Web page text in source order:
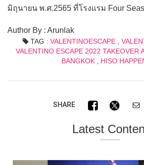
มิถุนายน พ.ศ.2565 ที่โรงแรม Four
Author By : Arunlak
TAG : VALENTINOESCAPE
VALENTINO ESCAPE 2022 TAKEOVER
BANGKOK, HISO
SHARE
Latest